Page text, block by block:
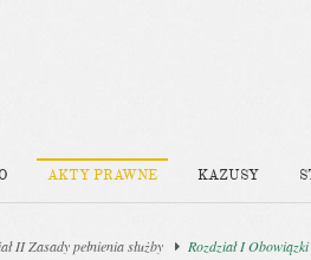
AKTY PRAWNE KAZUSY
II Zasady pełnienia służby Rozdział I